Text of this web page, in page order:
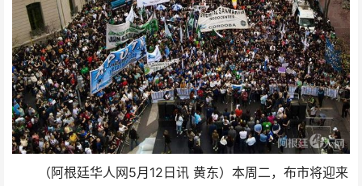
（阿根廷华人网5月12日讯 黄东）本周二，布市将迎来